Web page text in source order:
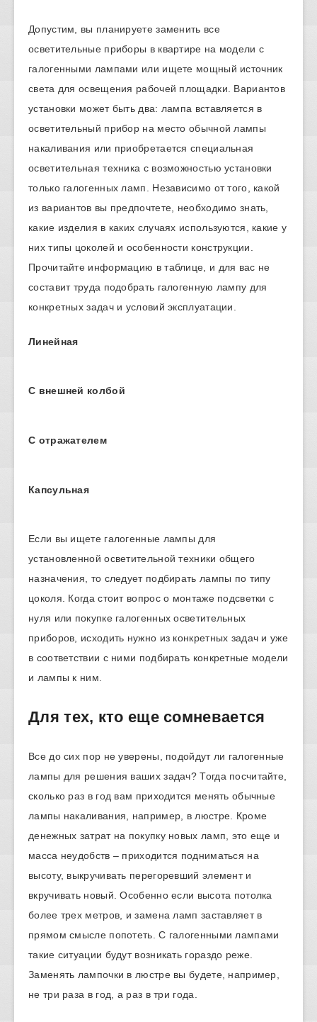
Допустим, вы планируете заменить все
осветительные приборы в квартире на модели с
галогенными лампами или ищете мощный источник
света для освещения рабочей площадки. Вариантов
установки может быть два: лампа вставляется в
осветительный прибор на место обычной лампы
накаливания или приобретается специальная
осветительная техника с возможностью установки
только галогенных ламп. Независимо от того, какой
из вариантов вы предпочтете, необходимо знать,
какие изделия в каких случаях используются, какие у
них типы цоколей и особенности конструкции.
Прочитайте информацию в таблице, и для вас не
составит труда подобрать галогенную лампу для
конкретных задач и условий эксплуатации.
Линейная
С внешней колбой
С отражателем
Капсульная
Если вы ищете галогенные лампы для
установленной осветительной техники общего
назначения, то следует подбирать лампы по типу
цоколя. Когда стоит вопрос о монтаже подсветки с
нуля или покупке галогенных осветительных
приборов, исходить нужно из конкретных задач и уже
в соответствии с ними подбирать конкретные модели
и лампы к ним.
Для тех, кто еще сомневается
Все до сих пор не уверены, подойдут ли галогенные
лампы для решения ваших задач? Тогда посчитайте,
сколько раз в год вам приходится менять обычные
лампы накаливания, например, в люстре. Кроме
денежных затрат на покупку новых ламп, это еще и
масса неудобств – приходится подниматься на
высоту, выкручивать перегоревший элемент и
вкручивать новый. Особенно если высота потолка
более трех метров, и замена ламп заставляет в
прямом смысле попотеть. С галогенными лампами
такие ситуации будут возникать гораздо реже.
Заменять лампочки в люстре вы будете, например,
не три раза в год, а раз в три года.